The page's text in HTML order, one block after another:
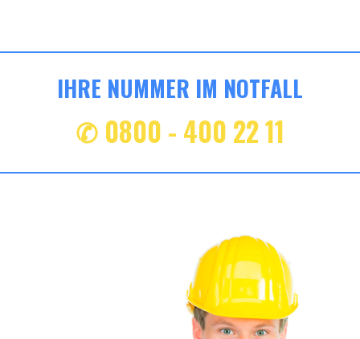
IHRE NUMMER IM NOTFALL
✆ 0800 - 400 22 11